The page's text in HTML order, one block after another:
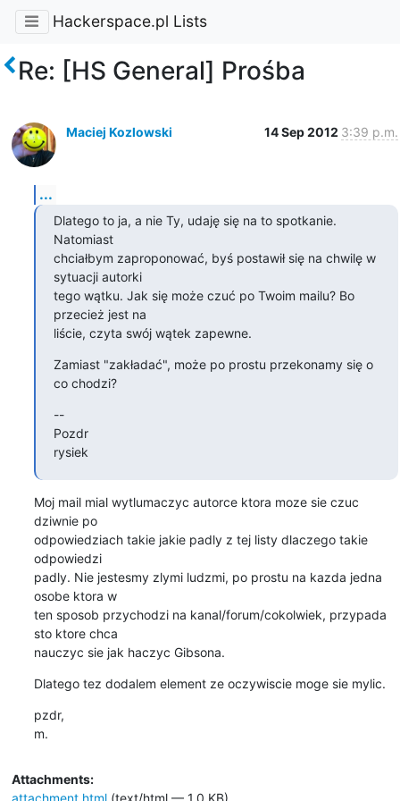
Hackerspace.pl Lists
Re: [HS General] Prośba
Maciej Kozlowski 14 Sep 2012 3:39 p.m.
...
Dlatego to ja, a nie Ty, udaję się na to spotkanie.
Natomiast
chciałbym zaproponować, byś postawił się na chwilę w
sytuacji autorki
tego wątku. Jak się może czuć po Twoim mailu? Bo
przecież jest na
liście, czyta swój wątek zapewne.
Zamiast "zakładać", może po prostu przekonamy się o
co chodzi?
--
Pozdr
rysiek
Moj mail mial wytlumaczyc autorce ktora moze sie czuc
dziwnie po
odpowiedziach takie jakie padly z tej listy dlaczego takie
odpowiedzi
padly. Nie jestesmy zlymi ludzmi, po prostu na kazda jedna
osobe ktora w
ten sposob przychodzi na kanal/forum/cokolwiek, przypada
sto ktore chca
nauczyc sie jak haczyc Gibsona.
Dlatego tez dodalem element ze oczywiscie moge sie mylic.
pzdr,
m.
Attachments:
attachment.html(text/html — 1.0 KB)